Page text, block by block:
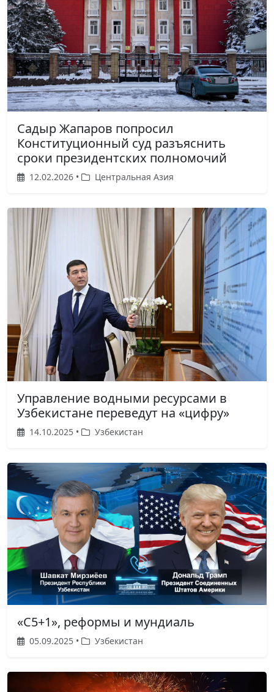
Садыр Жапаров попросил
Конституционный суд разъяснить
сроки президентских полномочий
12.02.2026 • Центральная Азия
Управление водными ресурсами в
Узбекистане переведут на «цифру»
14.10.2025 • Узбекистан
«С5+1», реформы и мундиаль
05.09.2025 • Узбекистан